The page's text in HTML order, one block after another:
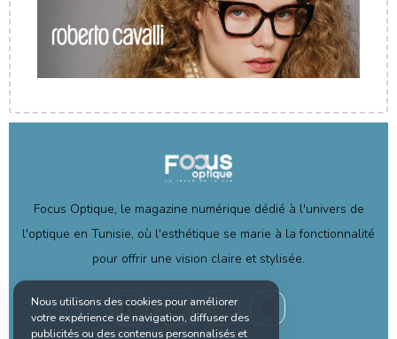
Focus Optique, le magazine numérique dédié à l'univers de
l'optique en Tunisie, où l'esthétique se marie à la fonctionnalité
pour offrir une vision claire et stylisée.
Nous utilisons des cookies pour améliorer
votre expérience de navigation, diffuser des
publicités ou des contenus personnalisés et